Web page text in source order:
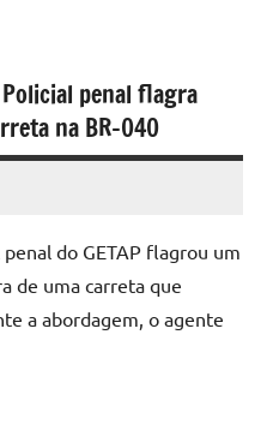
Policial penal flagra
na BR-040
do GETAP flagrou um
de uma carreta que
a abordagem, o agente